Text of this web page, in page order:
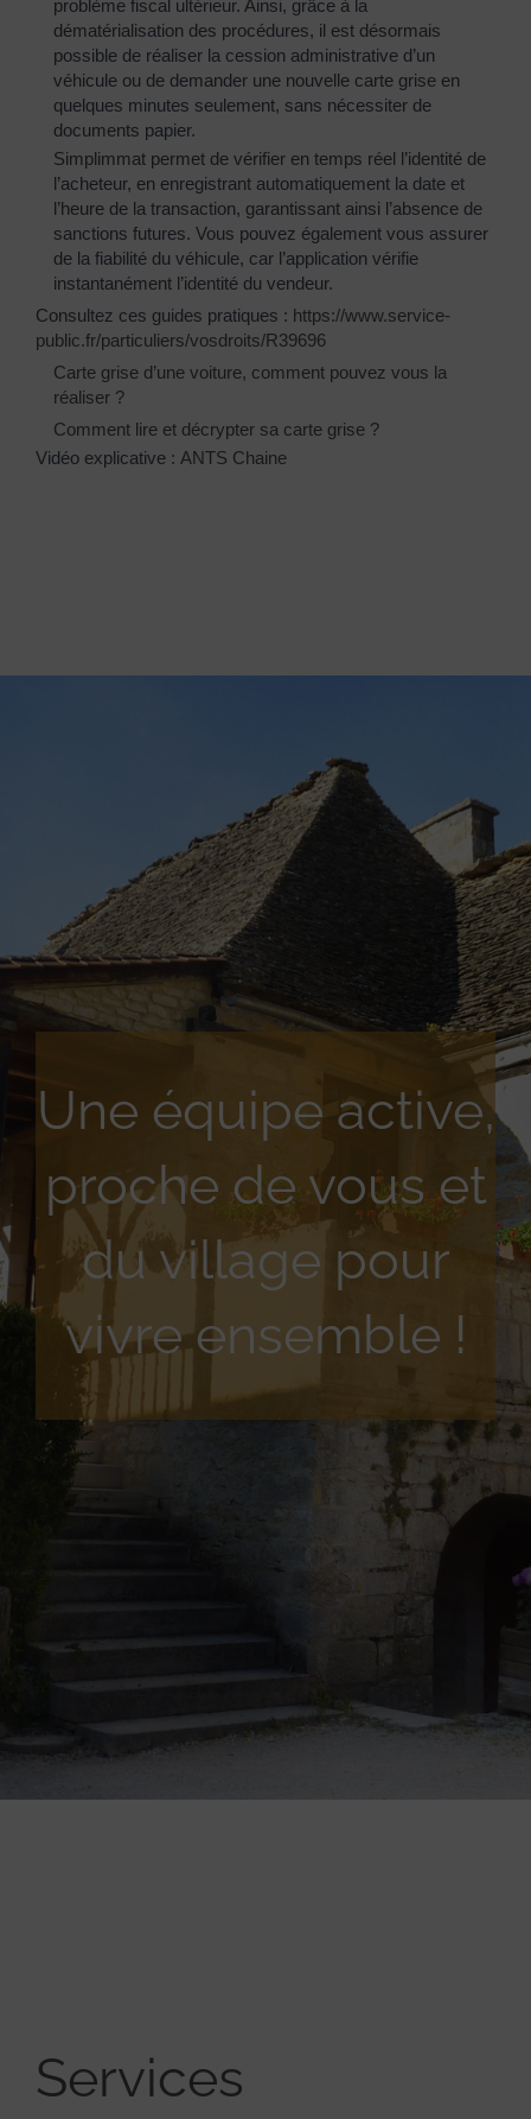
problème fiscal ultérieur. Ainsi, grâce à la
dématérialisation des procédures, il est désormais
possible de réaliser la cession administrative d’un
véhicule ou de demander une nouvelle carte grise en
quelques minutes seulement, sans nécessiter de
documents papier.
Simplimmat permet de vérifier en temps réel l’identité de
l’acheteur, en enregistrant automatiquement la date et
l’heure de la transaction, garantissant ainsi l’absence de
sanctions futures. Vous pouvez également vous assurer
de la fiabilité du véhicule, car l’application vérifie
instantanément l’identité du vendeur.
Consultez ces guides pratiques : https://www.service-
public.fr/particuliers/vosdroits/R39696
Carte grise d’une voiture, comment pouvez vous la
réaliser ?
Comment lire et décrypter sa carte grise ?
Vidéo explicative : ANTS Chaine
Une équipe active,
proche de vous et
du village pour
vivre ensemble !
Services